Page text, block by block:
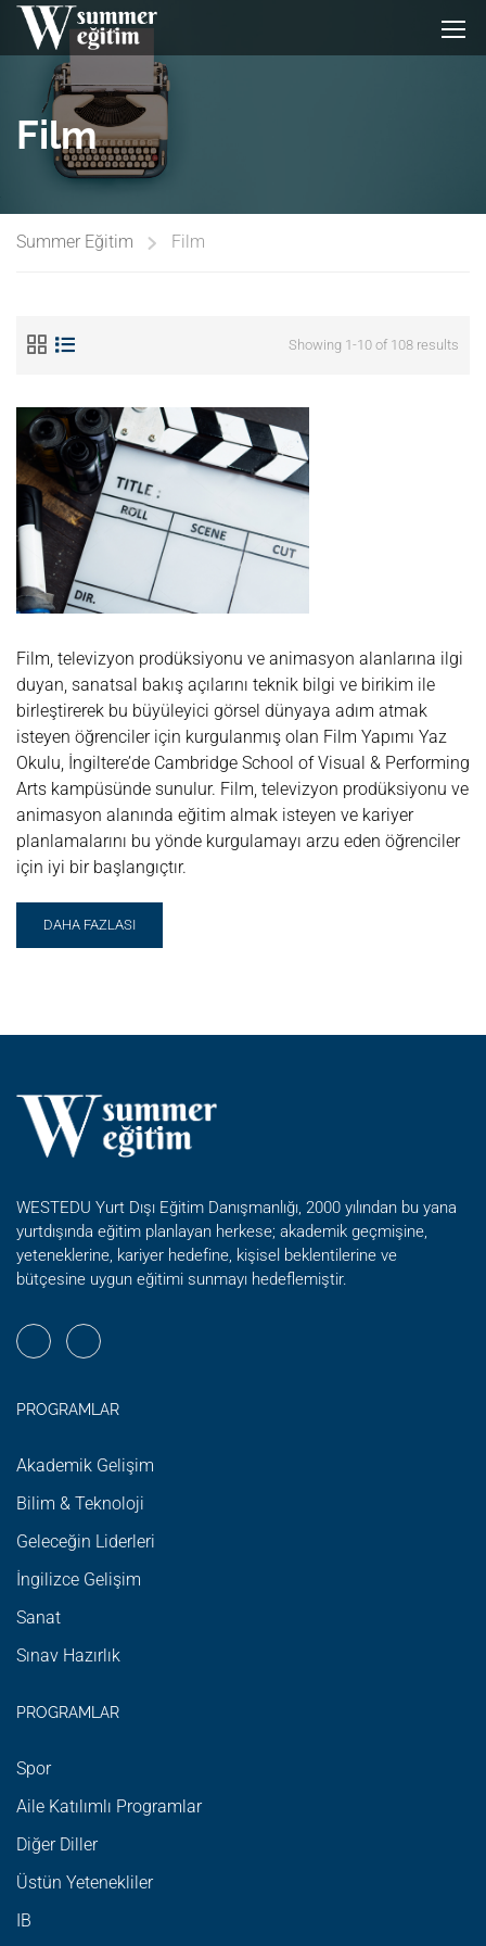
Film
Summer Eğitim Film
Showing 1-10 of 108 results
Film, televizyon prodüksiyonu ve animasyon alanlarına ilgi
duyan, sanatsal bakış açılarını teknik bilgi ve birikim ile
birleştirerek bu büyüleyici görsel dünyaya adım atmak
isteyen öğrenciler için kurgulanmış olan Film Yapımı Yaz
Okulu, İngiltere’de Cambridge School of Visual & Performing
Arts kampüsünde sunulur. Film, televizyon prodüksiyonu ve
animasyon alanında eğitim almak isteyen ve kariyer
planlamalarını bu yönde kurgulamayı arzu eden öğrenciler
için iyi bir başlangıçtır.
READ
MORE
YAPIMI
DAHA FAZLASI
WESTEDU Yurt Dışı Eğitim Danışmanlığı, 2000 yılından bu yana
yurtdışında eğitim planlayan herkese; akademik geçmişine,
yeteneklerine, kariyer hedefine, kişisel beklentilerine ve
bütçesine uygun eğitimi sunmayı hedeflemiştir.
PROGRAMLAR
Akademik Gelişim
Bilim & Teknoloji
Geleceğin Liderleri
İngilizce Gelişim
Sanat
Sınav Hazırlık
PROGRAMLAR
Spor
Aile Katılımlı Programlar
Diğer Diller
Üstün Yetenekliler
IB